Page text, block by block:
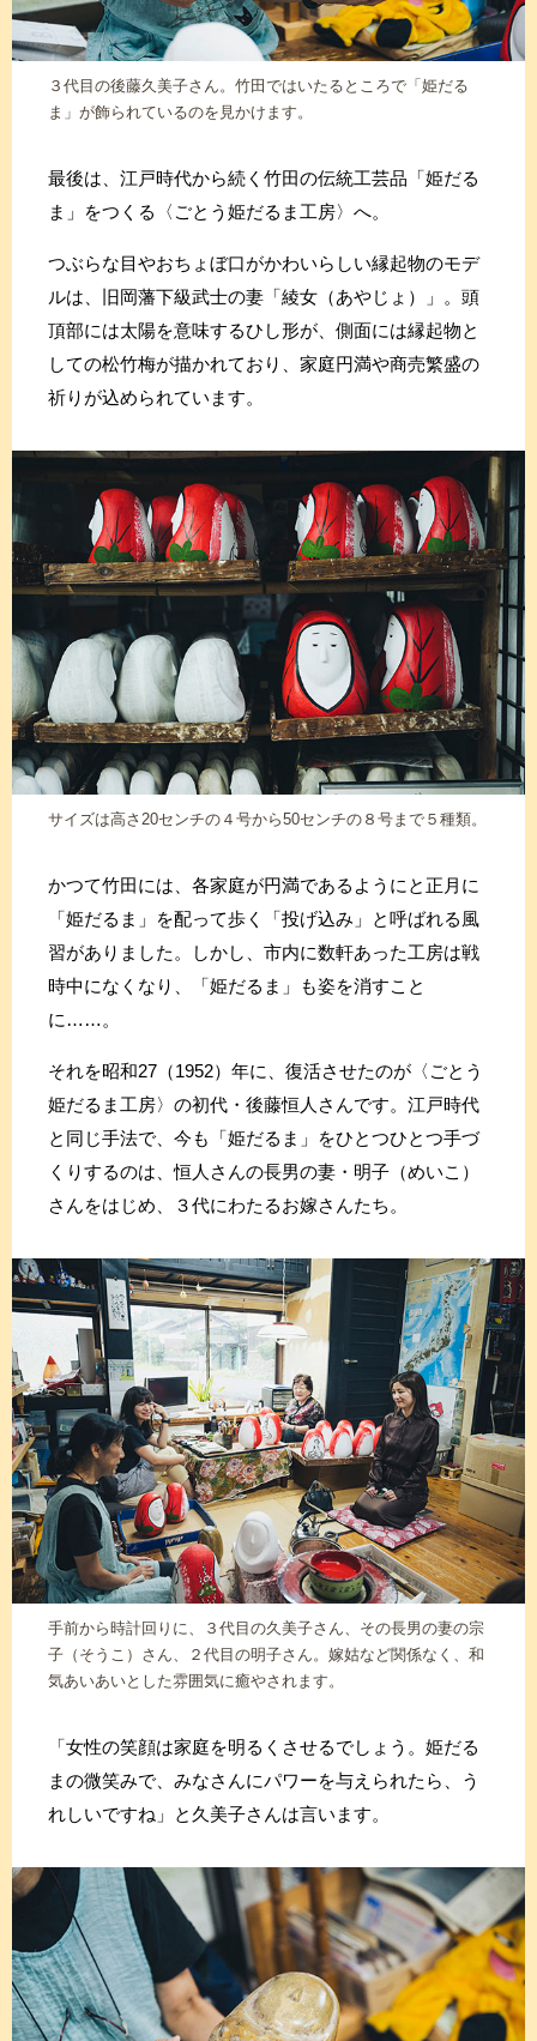
３代目の後藤久美子さん。竹田ではいたるところで「姫だる
ま」が飾られているのを見かけます。
最後は、江戸時代から続く竹田の伝統工芸品「姫だる
ま」をつくる〈ごとう姫だるま工房〉へ。
つぶらな目やおちょぼ口がかわいらしい縁起物のモデ
ルは、旧岡藩下級武士の妻「綾女（あやじょ）」。頭
頂部には太陽を意味するひし形が、側面には縁起物と
しての松竹梅が描かれており、家庭円満や商売繁盛の
祈りが込められています。
サイズは高さ20センチの４号から50センチの８号まで５種類。
かつて竹田には、各家庭が円満であるようにと正月に
「姫だるま」を配って歩く「投げ込み」と呼ばれる風
習がありました。しかし、市内に数軒あった工房は戦
時中になくなり、「姫だるま」も姿を消すこと
に……。
それを昭和27（1952）年に、復活させたのが〈ごとう
姫だるま工房〉の初代・後藤恒人さんです。江戸時代
と同じ手法で、今も「姫だるま」をひとつひとつ手づ
くりするのは、恒人さんの長男の妻・明子（めいこ）
さんをはじめ、３代にわたるお嫁さんたち。
手前から時計回りに、３代目の久美子さん、その長男の妻の宗
子（そうこ）さん、２代目の明子さん。嫁姑など関係なく、和
気あいあいとした雰囲気に癒やされます。
「女性の笑顔は家庭を明るくさせるでしょう。姫だる
まの微笑みで、みなさんにパワーを与えられたら、う
れしいですね」と久美子さんは言います。